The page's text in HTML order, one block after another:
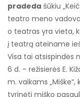
pradeda šūkiu
teatro meno
o teatras yra vieta,
į teatrą ateiname
Visa tai atsispindės
6 d. – režisierės E.
m. vaikams
tyrinėti miško